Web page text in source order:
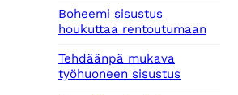
Boheemi sisustus
houkuttaa rentoutumaan
Tehdäänpä mukava
työhuoneen sisustus